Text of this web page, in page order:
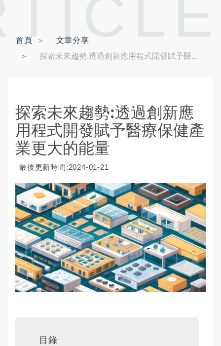
首頁
文章分享
探索未來趨勢:透過創新應用程式開發賦予醫療保健產業更大的能量
探索未來趨勢:透過創新應
用程式開發賦予醫療保健產
業更大的能量
最後更新時間:2024-01-21
目錄